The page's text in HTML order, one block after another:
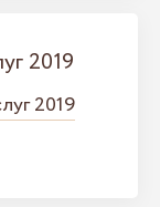
2019
2019